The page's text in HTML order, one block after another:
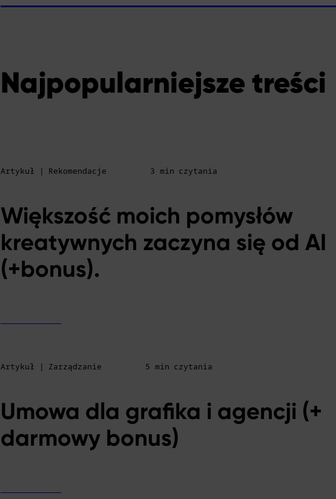
Najpopularniejsze treści
Artykuł | Rekomendacje 3 min czytania
Większość moich pomysłów
kreatywnych zaczyna się od AI
(+bonus).
Artykuł | Zarządzanie 5 min czytania
Umowa dla grafika i agencji (+
darmowy bonus)